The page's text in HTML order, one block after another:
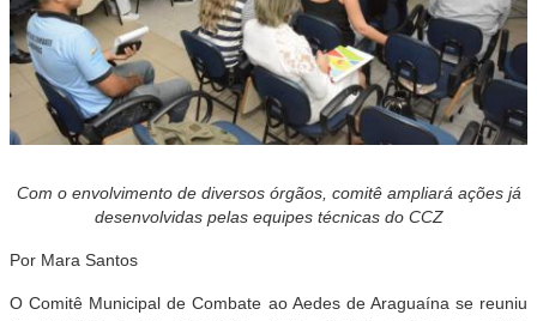
Com o envolvimento de diversos órgãos, comitê ampliará ações já
desenvolvidas pelas equipes técnicas do CCZ
Por Mara Santos
O Comitê Municipal de Combate ao Aedes de Araguaína se reuniu